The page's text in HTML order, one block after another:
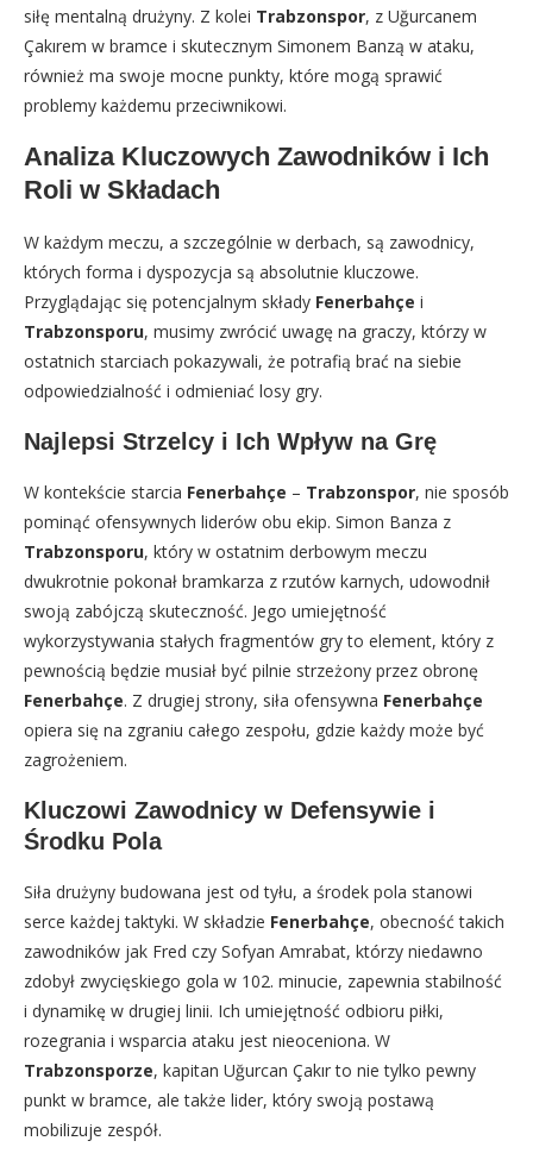
siłę mentalną drużyny. Z kolei Trabzonspor, z Uğurcanem
Çakırem w bramce i skutecznym Simonem Banzą w ataku,
również ma swoje mocne punkty, które mogą sprawić
problemy każdemu przeciwnikowi.
Analiza Kluczowych Zawodników i Ich
Roli w Składach
W każdym meczu, a szczególnie w derbach, są zawodnicy,
których forma i dyspozycja są absolutnie kluczowe.
Przyglądając się potencjalnym składy Fenerbahçe i
Trabzonsporu, musimy zwrócić uwagę na graczy, którzy w
ostatnich starciach pokazywali, że potrafią brać na siebie
odpowiedzialność i odmieniać losy gry.
Najlepsi Strzelcy i Ich Wpływ na Grę
W kontekście starcia Fenerbahçe – Trabzonspor, nie sposób
pominąć ofensywnych liderów obu ekip. Simon Banza z
Trabzonsporu, który w ostatnim derbowym meczu
dwukrotnie pokonał bramkarza z rzutów karnych, udowodnił
swoją zabójczą skuteczność. Jego umiejętność
wykorzystywania stałych fragmentów gry to element, który z
pewnością będzie musiał być pilnie strzeżony przez obronę
Fenerbahçe. Z drugiej strony, siła ofensywna Fenerbahçe
opiera się na zgraniu całego zespołu, gdzie każdy może być
zagrożeniem.
Kluczowi Zawodnicy w Defensywie i
Środku Pola
Siła drużyny budowana jest od tyłu, a środek pola stanowi
serce każdej taktyki. W składzie Fenerbahçe, obecność takich
zawodników jak Fred czy Sofyan Amrabat, którzy niedawno
zdobył zwycięskiego gola w 102. minucie, zapewnia stabilność
i dynamikę w drugiej linii. Ich umiejętność odbioru piłki,
rozegrania i wsparcia ataku jest nieoceniona. W
Trabzonsporze, kapitan Uğurcan Çakır to nie tylko pewny
punkt w bramce, ale także lider, który swoją postawą
mobilizuje zespół.